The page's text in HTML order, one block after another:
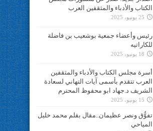
الكتاب والأدباء والمثقفين العرب
25 يونيو، 2025
رئيس وأعضاء جمعية بوشعيب بن فاضلة
للكاراتيه
18 يونيو، 2025
أسرة مجلس الكتاب والأدباء والمثقفين
العرب تتقدم بأسمى آيات التهاني لسعادة
الشريف د.جهاد ابو محفوظ المحترم
15 يونيو، 2025
تفوُّق ونصر عظيمان..مقال بقلم محمد خليل
المياحي